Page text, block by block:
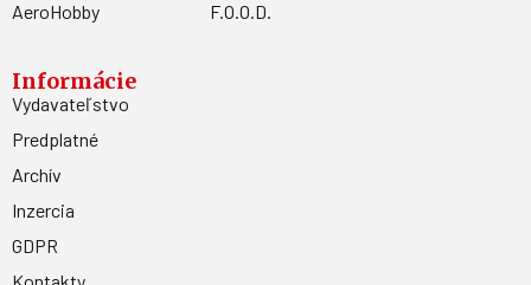
AeroHobby
F.O.O.D.
Informácie
Vydavateľstvo
Predplatné
Archív
Inzercia
GDPR